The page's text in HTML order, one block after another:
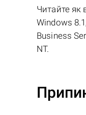
Читайте як
Windows
Business
NT.